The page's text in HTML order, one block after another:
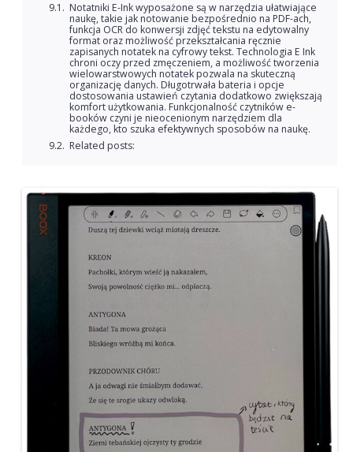
Notatniki E-Ink wyposażone są w narzędzia ułatwiające
naukę, takie jak notowanie bezpośrednio na PDF-ach,
funkcja OCR do konwersji zdjęć tekstu na edytowalny
format oraz możliwość przekształcania ręcznie
zapisanych notatek na cyfrowy tekst. Technologia E Ink
chroni oczy przed zmęczeniem, a możliwość tworzenia
wielowarstwowych notatek pozwala na skuteczną
organizację danych. Długotrwała bateria i opcje
dostosowania ustawień czytania dodatkowo zwiększają
komfort użytkowania. Funkcjonalność czytników e-
booków czyni je nieocenionym narzędziem dla
każdego, kto szuka efektywnych sposobów na naukę.
Related posts: